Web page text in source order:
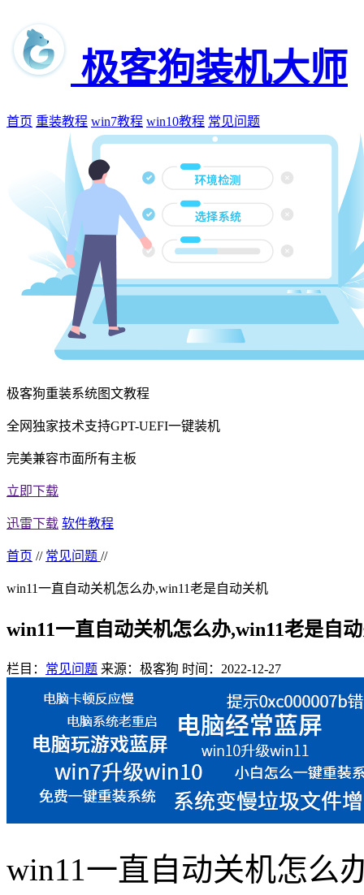
极客狗装机大师
首页 重装教程 win7教程 win10教程 常见问题
极客狗重装系统图文教程
全网独家技术支持GPT-UEFI一键装机
完美兼容市面所有主板
立即下载
迅雷下载 软件教程
首页 // 常见问题 //
win11一直自动关机怎么办,win11老是自动关机
win11一直自动关机怎么办,win11老是自
栏目： 常见问题 来源：极客狗 时间：2022-12-27
win11一直自动关机怎么